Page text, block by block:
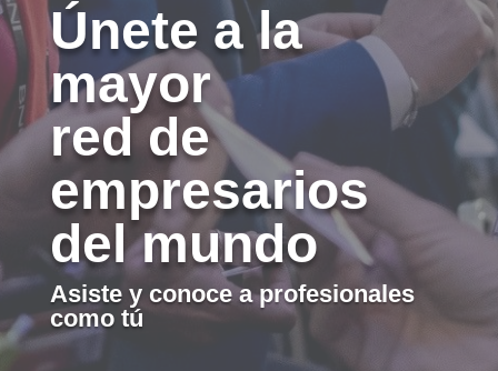
Únete a la
mayor
red de
empresarios
del mundo
Asiste y conoce a profesionales
como tú